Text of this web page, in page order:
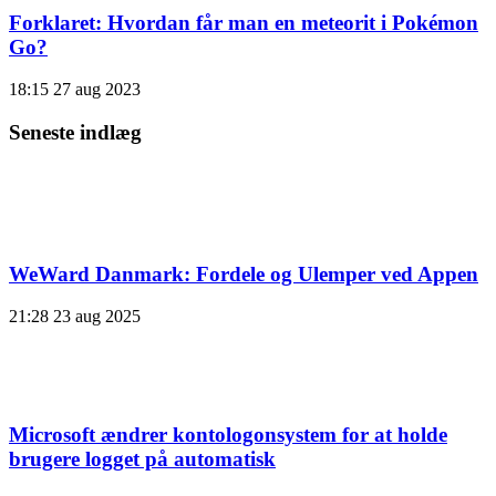
Forklaret: Hvordan får man en meteorit i Pokémon
Go?
18:15 27 aug 2023
Seneste indlæg
WeWard Danmark: Fordele og Ulemper ved Appen
21:28 23 aug 2025
Microsoft ændrer kontologonsystem for at holde
brugere logget på automatisk